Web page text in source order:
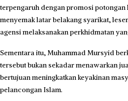
terpengaruh dengan promosi potongan
menyemak latar belakang syarikat,
agensi melaksanakan perkhidmatan
Sementara itu, Muhammad Mursyid
tersebut bukan sekadar menawarkan
bertujuan meningkatkan keyakinan
pelancongan Islam.